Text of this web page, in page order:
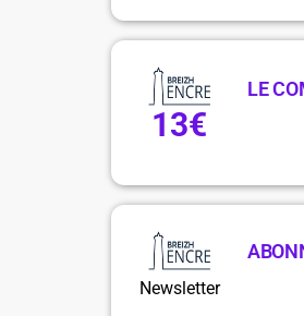
13€
LE
Newsletter